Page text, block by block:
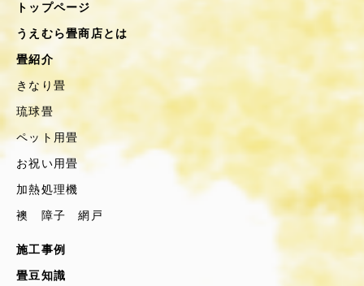
トップページ
うえむら畳商店とは
畳紹介
きなり畳
琉球畳
ペット用畳
お祝い用畳
加熱処理機
襖 障子 網戸
施工事例
畳豆知識